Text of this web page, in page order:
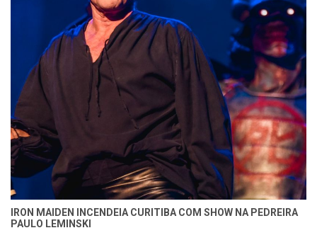
IRON MAIDEN INCENDEIA CURITIBA COM SHOW NA PEDREIRA
PAULO LEMINSKI